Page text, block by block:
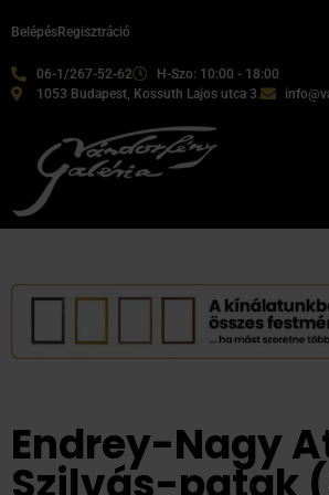
06-1/267-52-62
H-Szo: 10:00 - 18:00
1053 Budapest, Kossuth Lajos utca 3.
BelépésRegisztráció
Endrey-Nagy